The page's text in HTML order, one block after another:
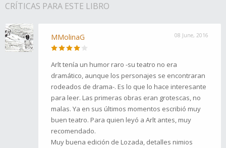
CRÍTICAS PARA ESTE LIBRO
MMolinaG 08 June, 2016
Arlt tenía un humor raro -su teatro no era
dramático, aunque los personajes se encontraran
rodeados de drama-. Es lo que lo hace interesante
para leer. Las primeras obras eran grotescas, no
malas. Ya en sus últimos momentos escribió muy
buen teatro. Para quien leyó a Arlt antes, muy
recomendado.
Muy buena edición de Lozada, detalles nimios